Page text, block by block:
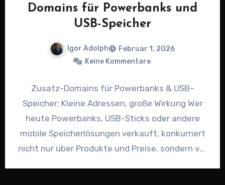
Domains für Powerbanks und
USB-Speicher
Igor Adolph
Februar 1, 2026
Keine Kommentare
Zusatz-Domains für Powerbanks & USB-
Speicher: Kleine Adressen, große Wirkung Wer
heute Powerbanks, USB-Sticks oder andere
mobile Speicherlösungen verkauft, konkurriert
nicht nur über Produkte und Preise, sondern vor